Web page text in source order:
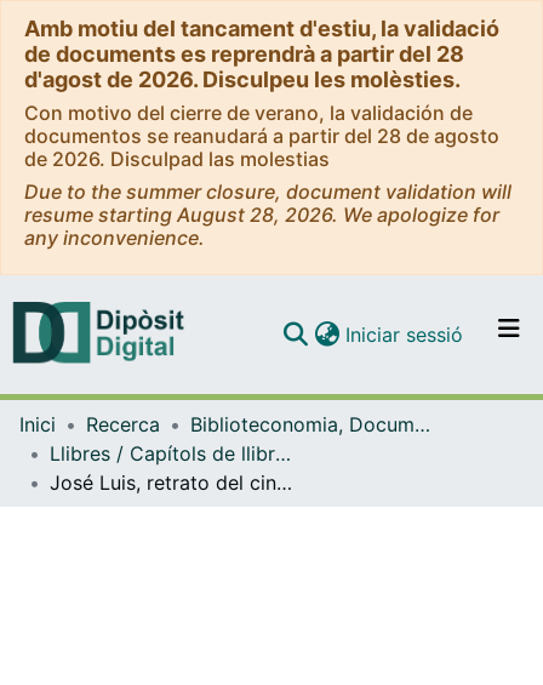
Amb motiu del tancament d'estiu, la validació
de documents es reprendrà a partir del 28
d'agost de 2026. Disculpeu les molèsties.
Con motivo del cierre de verano, la validación de
documentos se reanudará a partir del 28 de agosto
de 2026. Disculpad las molestias
Due to the summer closure, document validation will
resume starting August 28, 2026. We apologize for
any inconvenience.
Navega per tot el DD
Com publicar
Iniciar sessió (current)
Inici Recerca
Biblioteconomia, Documentació i Comunicació Audiovisual
Llibres / Capítols de llibre (Biblioteconomia, Documentació i Comunicació Audiovisual)
José Luis, retrato del cineasta adolescente